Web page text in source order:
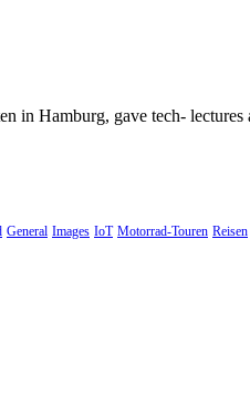
in Hamburg, gave tech-
General Images IoT Motorrad-Touren Reisen